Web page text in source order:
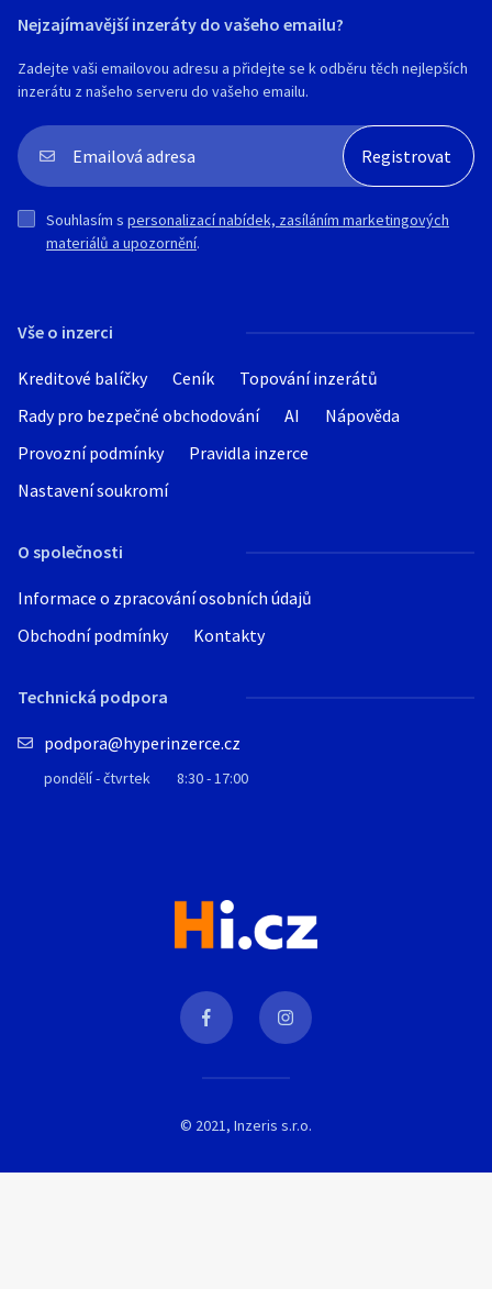
Vše o inzerci
Kreditové balíčky Ceník
Topování inzerátů
Rady pro bezpečné obchodování
AI
Nápověda
Provozní podmínky
Pravidla inzerce
Nastavení soukromí
O společnosti
Informace o zpracování osobních údajů
Obchodní podmínky
Kontakty
Technická podpora
podpora@hyperinzerce.cz
pondělí - čtvrtek 8:30 - 17:00
Nejzajímavější inzeráty do vašeho emailu?
Zadejte vaši emailovou adresu a přidejte se k odběru těch nejlepších
inzerátu z našeho serveru do vašeho emailu.
Souhlasím s personalizací nabídek, zasíláním marketingových
materiálů a upozornění.
© 2021, Inzeris s.r.o.